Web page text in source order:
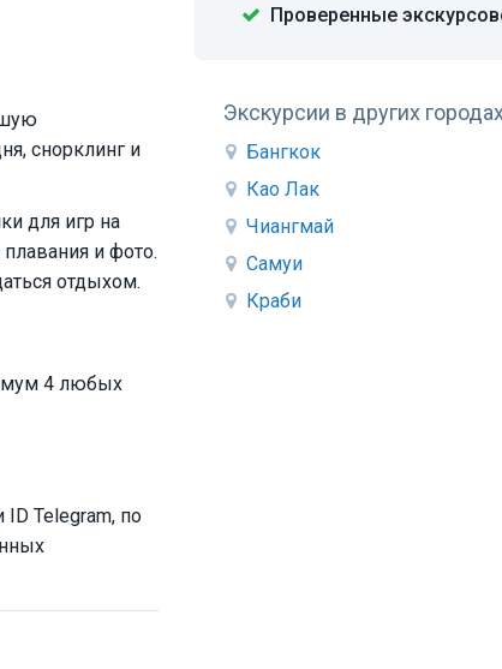
снорклинг и
для игр на
и фото.
отдыхом.
4 любых
Telegram, по
Проверенные
Экскурсии в других
Бангкок
Као Лак
Чиангмай
Самуи
Краби